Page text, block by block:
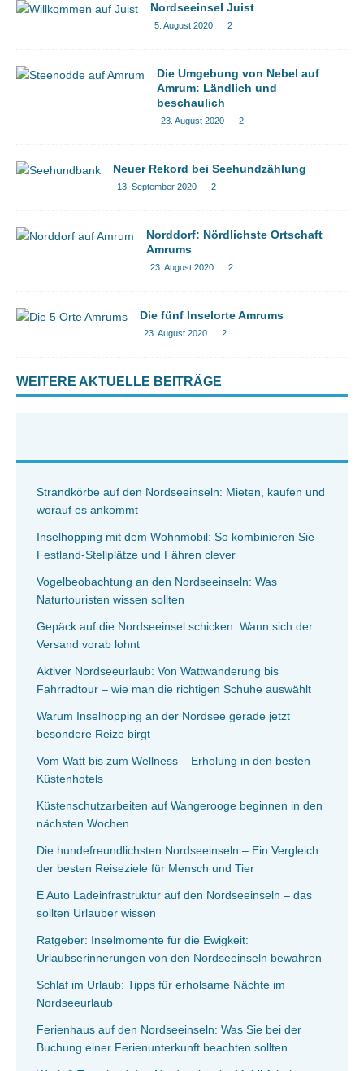
Nordseeinsel Juist
5. August 2020 2
Die Umgebung von Nebel auf
Amrum: Ländlich und
beschaulich
23. August 2020 2
Neuer Rekord bei Seehundzählung
13. September 2020 2
Norddorf: Nördlichste Ortschaft
Amrums
23. August 2020 2
Die fünf Inselorte Amrums
23. August 2020 2
WEITERE AKTUELLE BEITRÄGE
Strandkörbe auf den Nordseeinseln: Mieten, kaufen und
worauf es ankommt
Inselhopping mit dem Wohnmobil: So kombinieren Sie
Festland-Stellplätze und Fähren clever
Vogelbeobachtung an den Nordseeinseln: Was
Naturtouristen wissen sollten
Gepäck auf die Nordseeinsel schicken: Wann sich der
Versand vorab lohnt
Aktiver Nordseeurlaub: Von Wattwanderung bis
Fahrradtour – wie man die richtigen Schuhe auswählt
Warum Inselhopping an der Nordsee gerade jetzt
besondere Reize birgt
Vom Watt bis zum Wellness – Erholung in den besten
Küstenhotels
Küstenschutzarbeiten auf Wangerooge beginnen in den
nächsten Wochen
Die hundefreundlichsten Nordseeinseln – Ein Vergleich
der besten Reiseziele für Mensch und Tier
E Auto Ladeinfrastruktur auf den Nordseeinseln – das
sollten Urlauber wissen
Ratgeber: Inselmomente für die Ewigkeit:
Urlaubserinnerungen von den Nordseeinseln bewahren
Schlaf im Urlaub: Tipps für erholsame Nächte im
Nordseeurlaub
Ferienhaus auf den Nordseeinseln: Was Sie bei der
Buchung einer Ferienunterkunft beachten sollten.